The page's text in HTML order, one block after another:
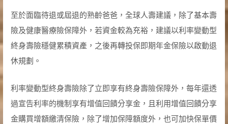
至於面臨待退或屆退的熟齡爸爸，全球人壽建議，除了基本壽
險及健康醫療險保障外，若資金較為充裕，建議以利率變動型
終身壽險穩健累積資產，之後再轉投保即期年金保險以啟動退
休規劃。
利率變動型終身壽險除了立即享有終身壽險保障外，每年還透
過宣告利率的機制享有增值回饋分享金，且利用增值回饋分享
金購買增額繳清保險，除了增加保障額度外，也可加快保單價